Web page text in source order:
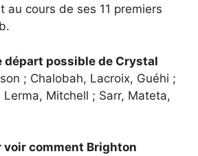
au cours de ses 11 premiers
départ possible de Crystal
; Chalobah, Lacroix, Guéhi ;
Lerma, Mitchell ; Sarr, Mateta,
voir comment Brighton